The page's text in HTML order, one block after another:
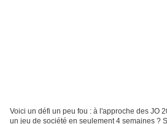
Voici un défi un peu fou : à l'approche des JO
un jeu de société en seulement 4 semaines ?